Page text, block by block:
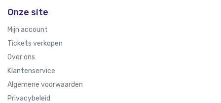
Onze site
Mijn account
Tickets verkopen
Over ons
Klantenservice
Algemene voorwaarden
Privacybeleid